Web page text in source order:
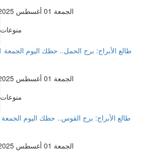
الجمعة 01 أغسطس 2025 12:42 صباحاً
منوعات
الجمعة 01 أغسطس 2025 12:42 صباحاً
منوعات
الجمعة 01 أغسطس 2025 12:42 صباحاً